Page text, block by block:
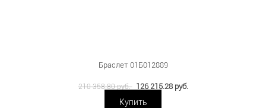
Браслет 01Б012889
210 358.80 руб. 126 215.28 руб.
Купить